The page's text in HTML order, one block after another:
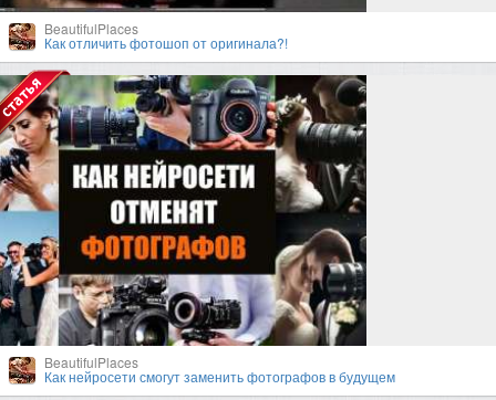
BeautifulPlaces
Как отличить фотошоп от оригинала?!
BeautifulPlaces
Как нейросети смогут заменить фотографов в будущем